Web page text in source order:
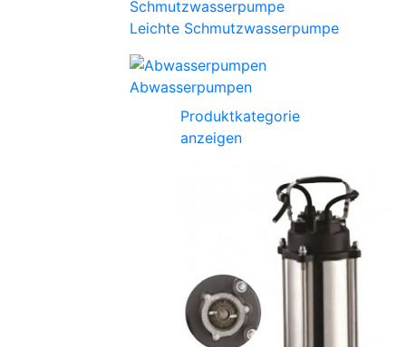
Leichte Schmutzwasserpumpe
Abwasserpumpen
Produktkategorie
anzeigen